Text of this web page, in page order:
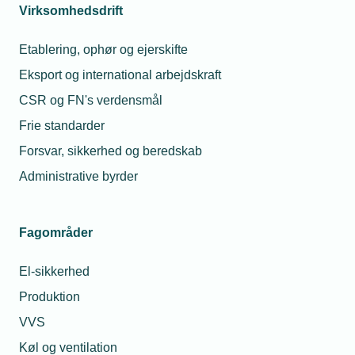
Virksomhedsdrift
Etablering, ophør og ejerskifte
Eksport og international arbejdskraft
CSR og FN's verdensmål
Frie standarder
Forsvar, sikkerhed og beredskab
Administrative byrder
Fagområder
El-sikkerhed
Produktion
VVS
Køl og ventilation
faglige forbehold i forbindelse med tilbudsgivningen.
Eksempler kan være:
forudsætninger om adgangsforhold
afgrænsning af entreprisens omfang
ansvar for eksisterende installationer
koordinering med andre entreprenører
særlige tekniske eller projekteringsmæssige
Sådanne forbehold bør altid tilpasses den konkrete
Vær opmærksom på udbudsreglerne
Ved offentlige udbud kan forbehold medføre, at et
tilbud bliver ukonditionsmæssigt og derfor afvises af